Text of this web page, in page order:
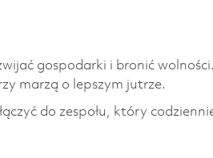
gospodarki i bronić wolności.
marzą o lepszym jutrze.
do zespołu, który